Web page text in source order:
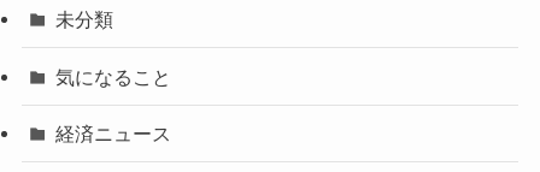
未分類
気になること
経済ニュース